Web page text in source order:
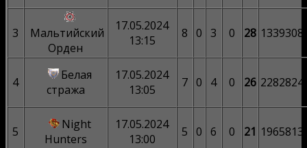
3
Мальтийский
Орден
17.05.2024
13:15
8 0 3 0 28
4
Белая
стража
17.05.2024
13:05
7 0 4 0 26
5
Night
Hunters
17.05.2024
13:00
5 0 6 0 21